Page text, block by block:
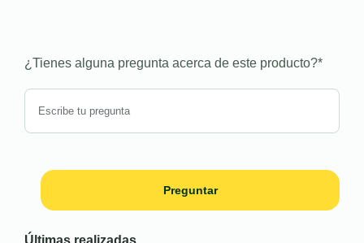
¿Tienes alguna pregunta acerca de este producto?*
Preguntar
Últimas realizadas